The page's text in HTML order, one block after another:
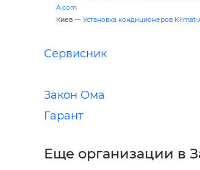
A.com
Киев — Установка кондиционеров Klimat-
Сервисник
Закон Ома
Гарант
Еще организации в